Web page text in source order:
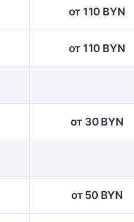
от 110 BYN
от 110 BYN
от 30 BYN
от 50 BYN